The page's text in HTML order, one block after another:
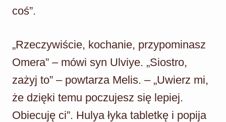
coś”.
„Rzeczywiście, kochanie, przypominasz
Omera” – mówi syn Ulviye. „Siostro,
zażyj to” – powtarza Melis. – „Uwierz mi,
że dzięki temu poczujesz się lepiej.
Obiecuję ci”. Hulya łyka tabletkę i popija